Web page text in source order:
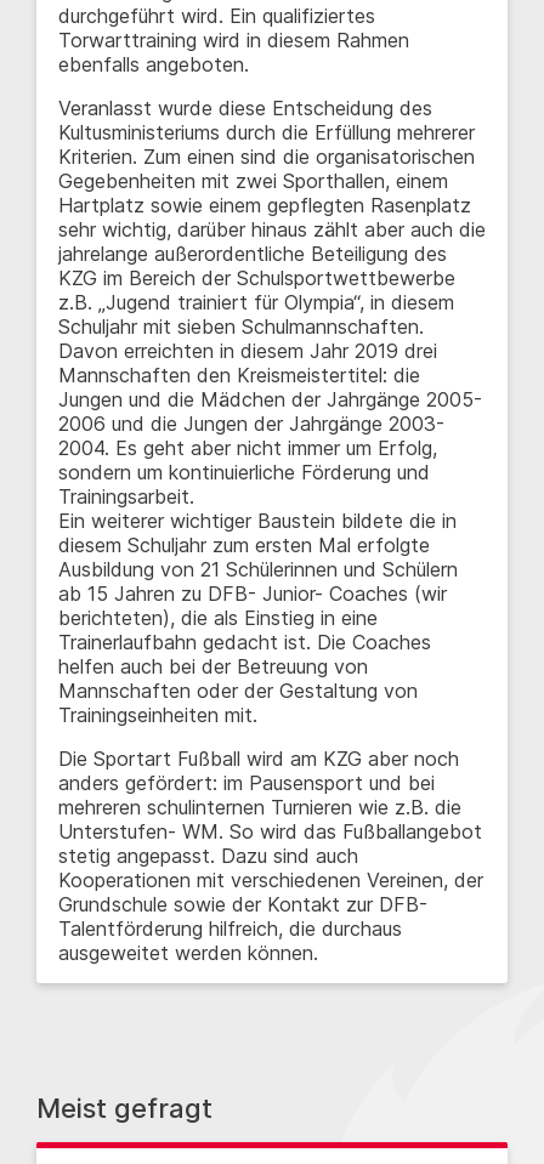
durchgeführt wird. Ein qualifiziertes
Torwarttraining wird in diesem Rahmen
ebenfalls angeboten.
Veranlasst wurde diese Entscheidung des
Kultusministeriums durch die Erfüllung mehrerer
Kriterien. Zum einen sind die organisatorischen
Gegebenheiten mit zwei Sporthallen, einem
Hartplatz sowie einem gepflegten Rasenplatz
sehr wichtig, darüber hinaus zählt aber auch die
jahrelange außerordentliche Beteiligung des
KZG im Bereich der Schulsportwettbewerbe
z.B. „Jugend trainiert für Olympia“, in diesem
Schuljahr mit sieben Schulmannschaften.
Davon erreichten in diesem Jahr 2019 drei
Mannschaften den Kreismeistertitel: die
Jungen und die Mädchen der Jahrgänge 2005-
2006 und die Jungen der Jahrgänge 2003-
2004. Es geht aber nicht immer um Erfolg,
sondern um kontinuierliche Förderung und
Trainingsarbeit.
Ein weiterer wichtiger Baustein bildete die in
diesem Schuljahr zum ersten Mal erfolgte
Ausbildung von 21 Schülerinnen und Schülern
ab 15 Jahren zu DFB- Junior- Coaches (wir
berichteten), die als Einstieg in eine
Trainerlaufbahn gedacht ist. Die Coaches
helfen auch bei der Betreuung von
Mannschaften oder der Gestaltung von
Trainingseinheiten mit.
Die Sportart Fußball wird am KZG aber noch
anders gefördert: im Pausensport und bei
mehreren schulinternen Turnieren wie z.B. die
Unterstufen- WM. So wird das Fußballangebot
stetig angepasst. Dazu sind auch
Kooperationen mit verschiedenen Vereinen, der
Grundschule sowie der Kontakt zur DFB-
Talentförderung hilfreich, die durchaus
ausgeweitet werden können.
Meist gefragt